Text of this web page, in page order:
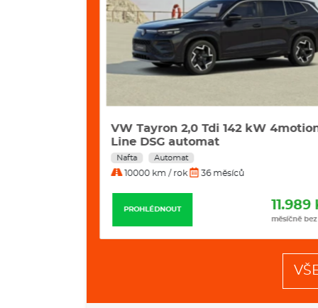
VW Tayron 2,0 Tdi 142 kW
Line DSG automat
Nafta Automat
10000 km / rok 36 měsíců
PROHLÉDNOUT 11.989
měsíčně bez